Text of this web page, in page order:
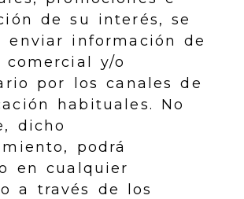
de su interés, se
enviar información de
comercial y/o
por los canales de
habituales. No
dicho
podrá
en cualquier
a través de los